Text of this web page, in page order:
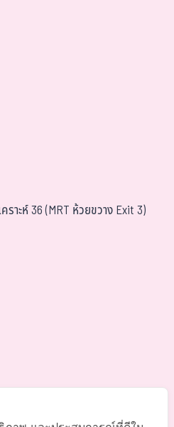
าะห์ 36 (MRT ห้วยขวาง Exit 3)